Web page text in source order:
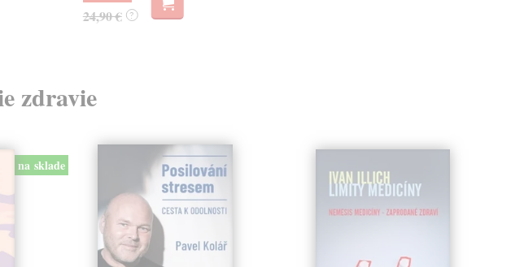
24,90 € ?
zdravie
na sklade